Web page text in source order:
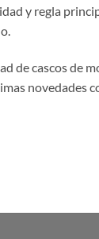
y regla
de cascos de
novedades